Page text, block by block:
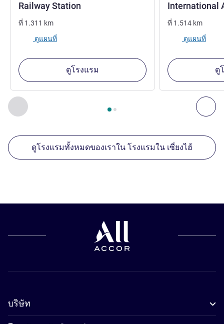
ก่อนหน้า - สถานประกอบการอื่นของเราที่อยู่ใกล้เคียง ถั
หน้า1 , สถานประกอบการอื่นของเราที่อยู่ใกล้เคียง 1 :,
Railway Station
ที่ 1.311 km
ดูแผนที่
ดูโรงแรม
International
ที่ 1.514 km
ดูแผนที่
ดู
ดูโรงแรมทั้งหมดของเราใน โรงแรมใน เซี่ยงไฮ้
บริษัท